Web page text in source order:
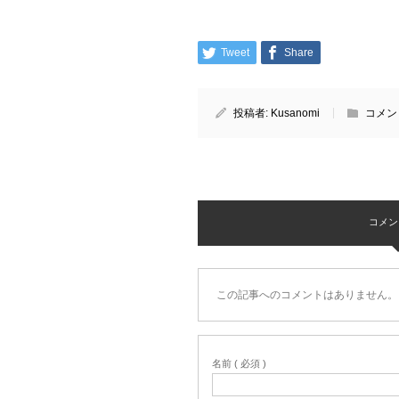
Tweet Share
投稿者: Kusanomi コメ
コメ
この記事へのコメントはありません。
名前 ( 必須 )